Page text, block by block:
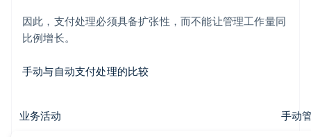
因此，支付处理必须具备扩张性，而不能让管理工作量同
比例增长。
手动与自动支付处理的比较
业务活动 手动